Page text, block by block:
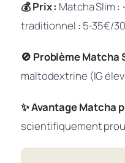
💰 Prix : Matcha Slim :
traditionnel : 5-35€/
🚫 Problème Matcha
maltodextrine (IG
✨ Avantage Matcha
scientifiquement